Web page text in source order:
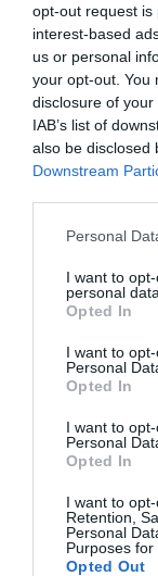
opt-out request is
interest-based
us or personal
your opt-out. You
disclosure of
IAB’s list of
also be disclosed
Downstream
Personal
I want to
personal data.
Opted In
I want to
Personal
Opted In
I want to
Personal
Opted In
I want to
Retention,
Personal
Purposes for
Opted Out
CSD
Asobal
información,
en
Añadir
de forma
Mantente
Compartir
Publicidad